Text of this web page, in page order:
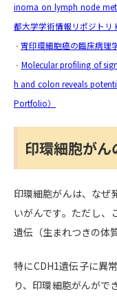
inoma on lymph node
都大学学術情報リポジトリ
・ 胃印環細胞癌の臨床病理
・ Molecular profiling of
h and colon reveals
Portfolio）
印環細胞がん
印環細胞がんは、なぜ
いがんです。ただし、
遺伝（生まれつきの体
特にCDH1遺伝子に異
り、印環細胞がんがで